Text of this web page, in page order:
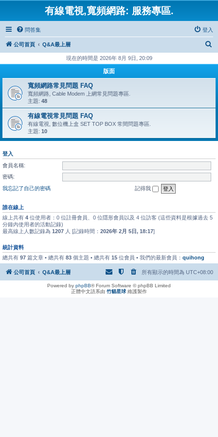
有線電視,寬頻網路: 服務專區.
問答集 登入
公司首頁 Q&A最上層
現在的時間是 2026年 8月 9日, 20:09
版面
寬頻網路常見問題 FAQ
寬頻網路, Cable Modem 上網常見問題專區.
主題: 48
有線電視常見問題 FAQ
有線電視, 數位機上盒 SET TOP BOX 常間問題專區.
主題: 10
登入
會員名稱:
密碼:
我忘記了自己的密碼
記得我
誰在線上
線上共有 4 位使用者：0 位註冊會員、0 位隱形會員以及 4 位訪客 (這些資料是根據過去 5
分鐘內使用者的活動記錄)
最高線上人數記錄為 1207 人 [記錄時間： 2026年 2月 5日, 18:17]
統計資料
總共有 97 篇文章 • 總共有 83 個主題 • 總共有 15 位會員 • 我們的最新會員： quihong
公司首頁 Q&A最上層 所有顯示的時間為 UTC+08:00
Powered by phpBB® Forum Software © phpBB Limited
正體中文語系由 竹貓星球 維護製作